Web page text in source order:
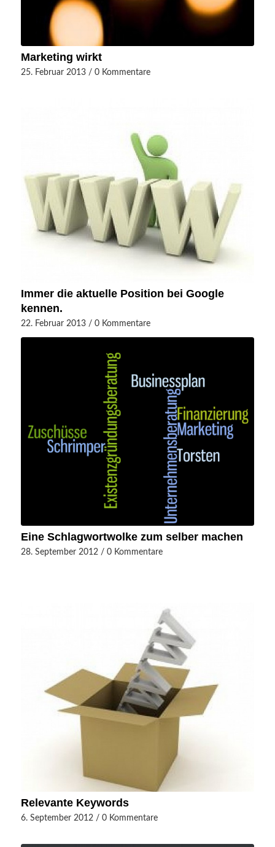
Marketing wirkt
25. Februar 2013 / 0 Kommentare
Immer die aktuelle Position bei Google
kennen.
22. Februar 2013 / 0 Kommentare
Eine Schlagwortwolke zum selber machen
28. September 2012 / 0 Kommentare
Relevante Keywords
6. September 2012 / 0 Kommentare